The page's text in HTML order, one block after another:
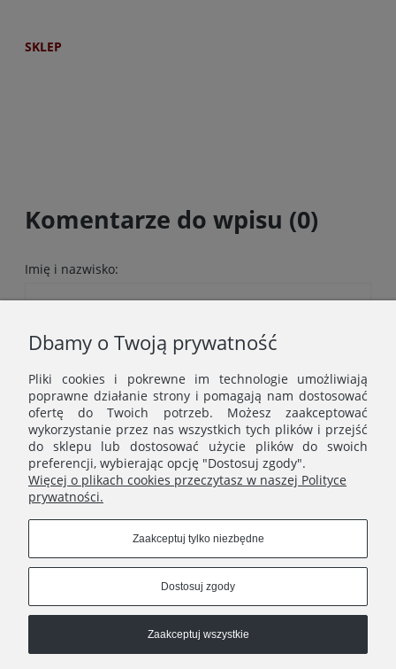
SKLEP
Komentarze do wpisu (0)
Imię i nazwisko:
Komentarz:
Wyślij
MENU
ERNST STUDIO
| | e-mail:shop@ernststudio.pl
Dbamy o Twoją prywatność
Pliki cookies i pokrewne im technologie umożliwiają
poprawne działanie strony i pomagają nam dostosować
ofertę do Twoich potrzeb. Możesz zaakceptować
wykorzystanie przez nas wszystkich tych plików i przejść
do sklepu lub dostosować użycie plików do swoich
preferencji, wybierając opcję "Dostosuj zgody".
Więcej o plikach cookies przeczytasz w naszej Polityce
prywatności.
Zaakceptuj tylko niezbędne
Dostosuj zgody
Zaakceptuj wszystkie